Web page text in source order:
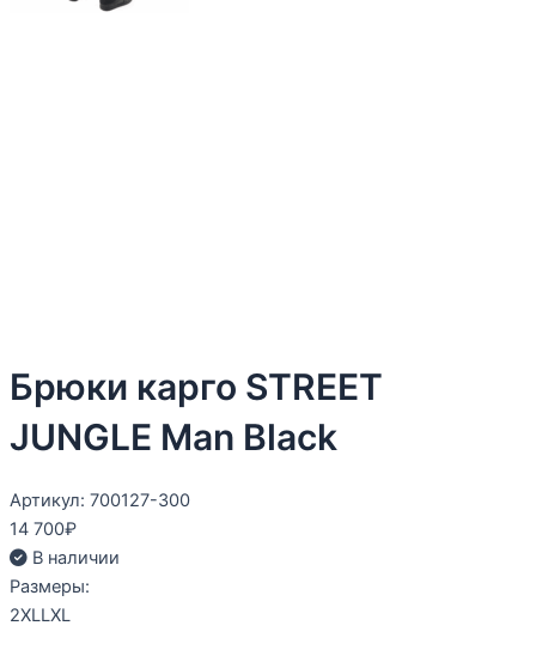
Брюки карго STREET
JUNGLE Man Вlack
Артикул: 700127-300
14 700₽
В наличии
Размеры:
2XLLXL